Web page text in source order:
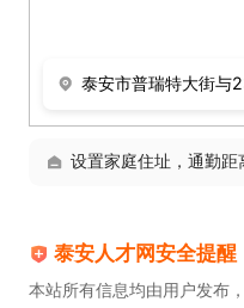
设置家庭住址，通勤距
泰安人才网安全提醒
本站所有信息均由用户发布